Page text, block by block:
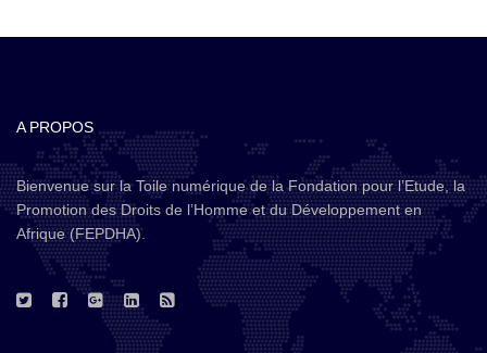
A PROPOS
Bienvenue sur la Toile numérique de la Fondation pour l’Etude, la
Promotion des Droits de l’Homme et du Développement en
Afrique (FEPDHA).